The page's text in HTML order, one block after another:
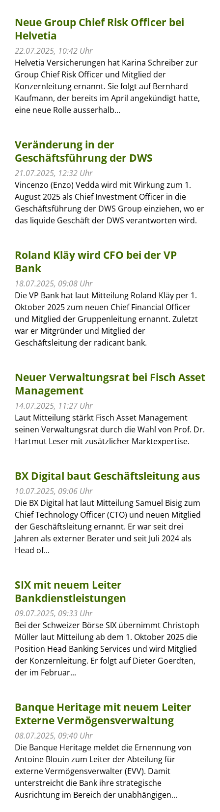
Neue Group Chief Risk Officer bei
Helvetia
22.07.2025, 10:42 Uhr
Helvetia Versicherungen hat Karina Schreiber zur
Group Chief Risk Officer und Mitglied der
Konzernleitung ernannt. Sie folgt auf Bernhard
Kaufmann, der bereits im April angekündigt hatte,
eine neue Rolle ausserhalb...
Veränderung in der
Geschäftsführung der DWS
21.07.2025, 12:32 Uhr
Vincenzo (Enzo) Vedda wird mit Wirkung zum 1.
August 2025 als Chief Investment Officer in die
Geschäftsführung der DWS Group einziehen, wo er
das liquide Geschäft der DWS verantworten wird.
Roland Kläy wird CFO bei der VP
Bank
18.07.2025, 09:08 Uhr
Die VP Bank hat laut Mitteilung Roland Kläy per 1.
Oktober 2025 zum neuen Chief Financial Officer
und Mitglied der Gruppenleitung ernannt. Zuletzt
war er Mitgründer und Mitglied der
Geschäftsleitung der radicant bank.
Neuer Verwaltungsrat bei Fisch Asset
Management
14.07.2025, 11:27 Uhr
Laut Mitteilung stärkt Fisch Asset Management
seinen Verwaltungsrat durch die Wahl von Prof. Dr.
Hartmut Leser mit zusätzlicher Marktexpertise.
BX Digital baut Geschäftsleitung aus
10.07.2025, 09:06 Uhr
Die BX Digital hat laut Mitteilung Samuel Bisig zum
Chief Technology Officer (CTO) und neuen Mitglied
der Geschäftsleitung ernannt. Er war seit drei
Jahren als externer Berater und seit Juli 2024 als
Head of...
SIX mit neuem Leiter
Bankdienstleistungen
09.07.2025, 09:33 Uhr
Bei der Schweizer Börse SIX übernimmt Christoph
Müller laut Mitteilung ab dem 1. Oktober 2025 die
Position Head Banking Services und wird Mitglied
der Konzernleitung. Er folgt auf Dieter Goerdten,
der im Februar...
Banque Heritage mit neuem Leiter
Externe Vermögensverwaltung
08.07.2025, 09:40 Uhr
Die Banque Heritage meldet die Ernennung von
Antoine Blouin zum Leiter der Abteilung für
externe Vermögensverwalter (EVV). Damit
unterstreicht die Bank ihre strategische
Ausrichtung im Bereich der unabhängigen...